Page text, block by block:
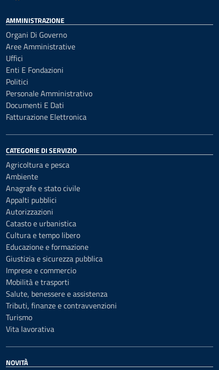
AMMINISTRAZIONE
Organi Di Governo
Aree Amministrative
Uffici
Enti E Fondazioni
Politici
Personale Amministrativo
Documenti E Dati
Fatturazione Elettronica
CATEGORIE DI SERVIZIO
Agricoltura e pesca
Ambiente
Anagrafe e stato civile
Appalti pubblici
Autorizzazioni
Catasto e urbanistica
Cultura e tempo libero
Educazione e formazione
Giustizia e sicurezza pubblica
Imprese e commercio
Mobilità e trasporti
Salute, benessere e assistenza
Tributi, finanze e contravvenzioni
Turismo
Vita lavorativa
NOVITÀ